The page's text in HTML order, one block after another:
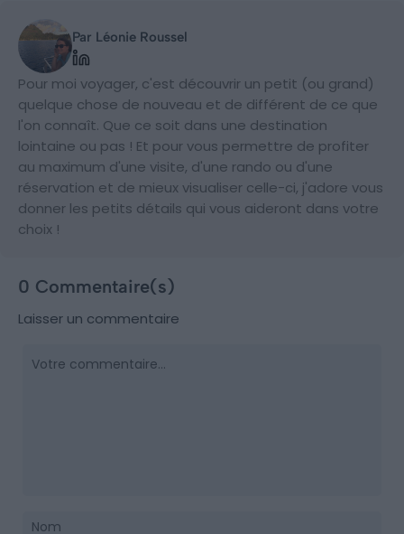
Par Léonie Roussel
Pour moi voyager, c'est découvrir un petit (ou grand)
quelque chose de nouveau et de différent de ce que
l'on connaît. Que ce soit dans une destination
lointaine ou pas ! Et pour vous permettre de profiter
au maximum d'une visite, d'une rando ou d'une
réservation et de mieux visualiser celle-ci, j'adore vous
donner les petits détails qui vous aideront dans votre
choix !
0 Commentaire(s)
Laisser un commentaire